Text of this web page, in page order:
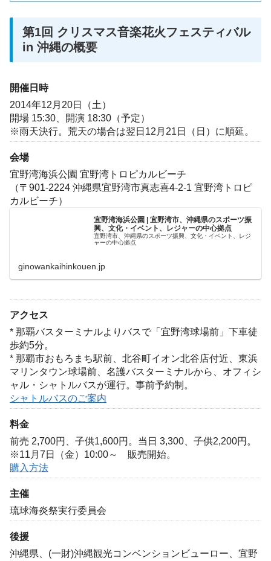
第1回 クリスマス音楽花火フェスティバル
in 沖縄の概要
開催日時
2014年12月20日（土）
開場 15:30、開演 18:30（予定）
※雨天決行。荒天の場合は翌日12月21日（日）に順延。
会場
宜野湾海浜公園 宜野湾トロピカルビーチ
（〒901-2224 沖縄県宜野湾市真志喜4-2-1 宜野湾トロピ
カルビーチ）
宜野湾海浜公園 | 宜野湾市、沖縄県のスポーツ振
興、文化・イベント、レジャーの中心拠点
宜野湾市、沖縄県のスポーツ振興、文化・イベント、レジ
ャーの中心拠点
ginowankaihinkouen.jp
アクセス
* 那覇バスターミナルよりバスで「宜野湾球場前」下車徒
歩約5分。
* 那覇市おもろまち駅前、北谷町イオン北谷店付近、東浜
マリンタウン球場前、名護バスターミナルから、オフィシ
ャル・シャトルバスが運行。事前予約制。
シャトルバスのご案内
料金
前売 2,700円、子供1,600円。当日 3,300、子供2,200円。
※11月7日（金）10:00～ 販売開始。
購入方法
主催
琉球海炎祭実行委員会
後援
沖縄県、(一財)沖縄観光コンベンションビューロー、宜野